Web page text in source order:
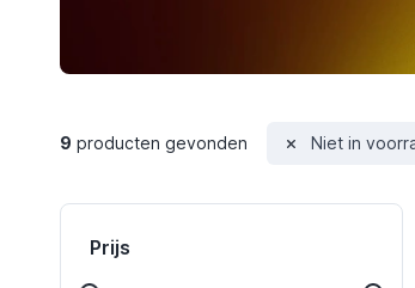
9 producten gevonden Niet in
Prijs